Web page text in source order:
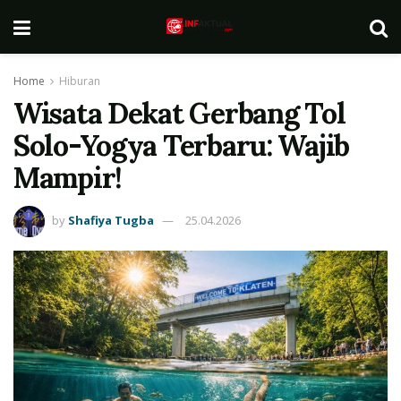
Home Hiburan
Wisata Dekat Gerbang Tol
Solo-Yogya Terbaru: Wajib
Mampir!
by Shafiya Tugba 25.04.2026